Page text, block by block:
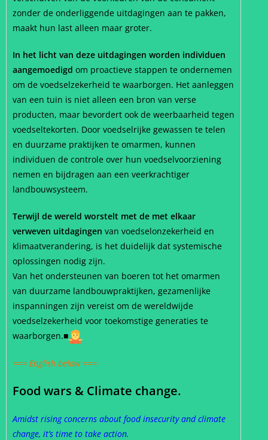
zonder de onderliggende uitdagingen aan te pakken,
maakt hun last alleen maar groter.
In het licht van deze uitdagingen worden individuen
aangemoedigd om proactieve stappen te ondernemen
om de voedselzekerheid te waarborgen. Het aanleggen
van een tuin is niet alleen een bron van verse
producten, maar bevordert ook de weerbaarheid tegen
voedseltekorten. Door voedselrijke gewassen te telen
en duurzame praktijken te omarmen, kunnen
individuen de controle over hun voedselvoorziening
nemen en bijdragen aan een veerkrachtiger
landbouwsysteem.
Terwijl de wereld worstelt met de met elkaar
verweven uitdagingen van voedselonzekerheid en
klimaatverandering, is het duidelijk dat systemische
oplossingen nodig zijn.
Van het ondersteunen van boeren tot het omarmen
van duurzame landbouwpraktijken, gezamenlijke
inspanningen zijn vereist om de wereldwijde
voedselzekerheid voor toekomstige generaties te
waarborgen.■
=== English below ===
Food wars & Climate change.
Amidst rising concerns about food insecurity and climate
change, it’s time to take action.